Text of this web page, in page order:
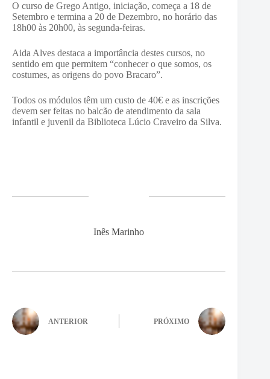
O curso de Grego Antigo, iniciação, começa a 18 de
Setembro e termina a 20 de Dezembro, no horário das
18h00 às 20h00, às segunda-feiras.
Aida Alves destaca a importância destes cursos, no
sentido em que permitem “conhecer o que somos, os
costumes, as origens do povo Bracaro”.
Todos os módulos têm um custo de 40€ e as inscrições
devem ser feitas no balcão de atendimento da sala
infantil e juvenil da Biblioteca Lúcio Craveiro da Silva.
Inês Marinho
ANTERIOR PRÓXIMO